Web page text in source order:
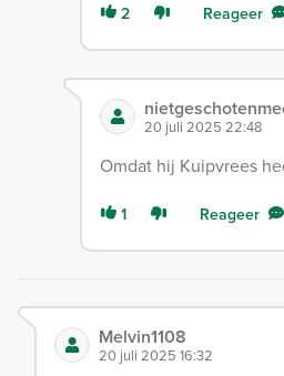
2 Reageer
20 juli 2025 22:48
Omdat hij Kuipvrees
1 Reageer
Melvin1108
20 juli 2025 16:32